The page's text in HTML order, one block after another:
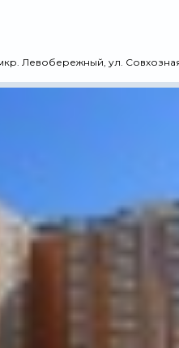
Левобережный, ул.